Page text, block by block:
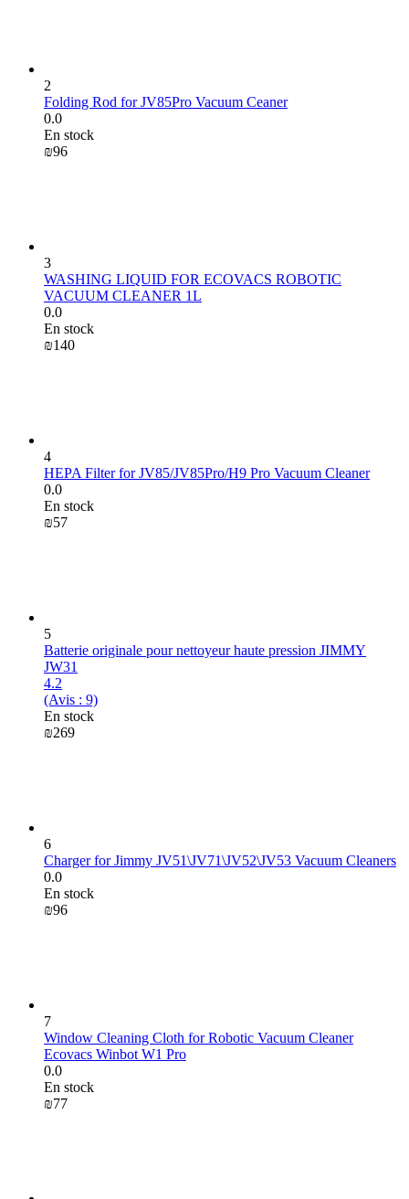
2
Folding Rod for JV85Pro Vacuum Ceaner
0.0
En stock
₪‍96‍
3
WASHING LIQUID FOR ECOVACS ROBOTIC
VACUUM CLEANER 1L
0.0
En stock
₪‍140‍
4
HEPA Filter for JV85/JV85Pro/H9 Pro Vacuum Cleaner
0.0
En stock
₪‍57‍
5
Batterie originale pour nettoyeur haute pression JIMMY
JW31
4.2
(Avis : 9)
En stock
₪‍269‍
6
Charger for Jimmy JV51\JV71\JV52\JV53 Vacuum Cleaners
0.0
En stock
₪‍96‍
7
Window Cleaning Cloth for Robotic Vacuum Cleaner
Ecovacs Winbot W1 Pro
0.0
En stock
₪‍77‍